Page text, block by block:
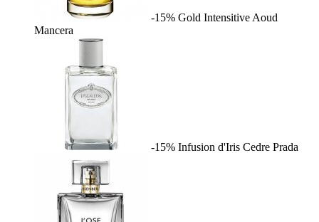
-15% Gold Intensitive Aoud
Mancera
-15% Infusion d'Iris Cedre Prada